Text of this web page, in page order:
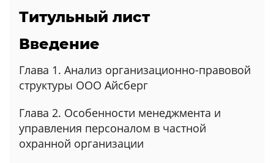
Титульный лист
Введение
Глава 1. Анализ организационно-правовой
структуры ООО Айсберг
Глава 2. Особенности менеджмента и
управления персоналом в частной
охранной организации